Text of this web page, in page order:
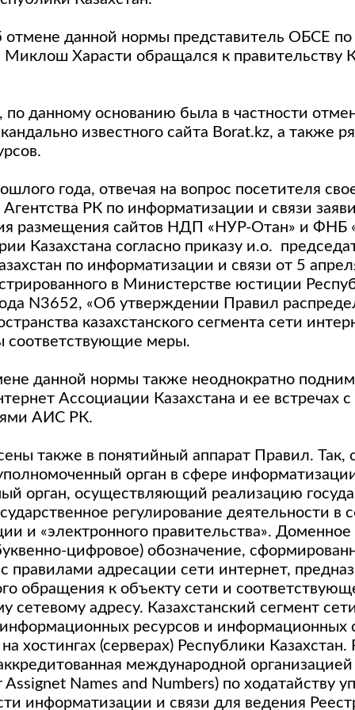
отмене данной нормы представитель ОБСЕ по
Харасти обращался к правительству
по данному основанию была в частности
известного сайта Borat.kz, а также
года, отвечая на вопрос посетителя
РК по информатизации и связи
размещения сайтов НДП «НУР-Отан» и ФНБ
Казахстана согласно приказу и.о.
по информатизации и связи от 5
в Министерстве юстиции
N3652, «Об утверждении Правил
казахстанского сегмента сети
соответствующие меры.
данной нормы также неоднократно
Ассоциации Казахстана и ее встречах с
АИС РК.
также в понятийный аппарат Правил. Так,
орган в сфере
орган, осуществляющий реализацию
регулирование деятельности в
и «электронного правительства».
цифровое) обозначение,
правилами адресации сети интернет,
обращения к объекту сети и
сетевому адресу. Казахстанский сегмент
информационных ресурсов и информационных
хостингах (серверах) Республики Казахстан.
международной
Names and Numbers) по ходатайству
информатизации и связи для ведения